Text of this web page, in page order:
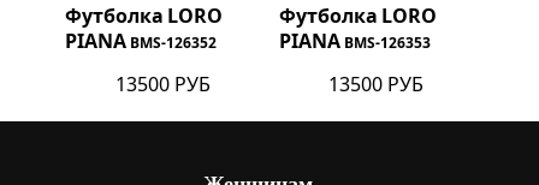
Футболка LORO
PIANA BMS-126352
13500 РУБ
Футболка LORO
PIANA BMS-126353
13500 РУБ